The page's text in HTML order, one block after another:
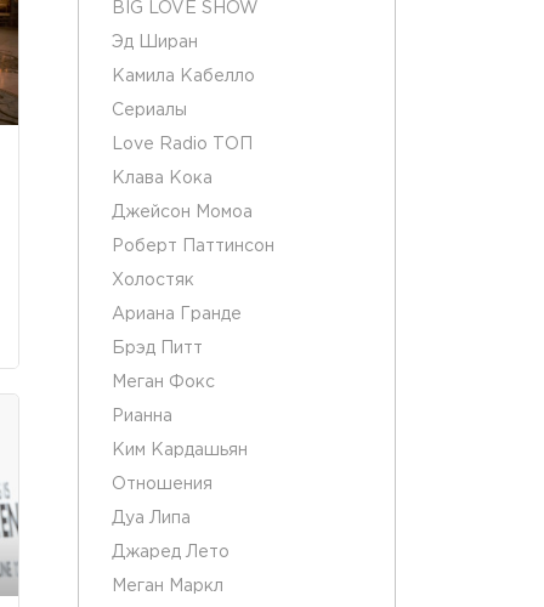
BIG LOVE SHOW
Эд Ширан
Камила Кабелло
Сериалы
Love Radio ТОП
Клава Кока
Джейсон Момоа
Роберт Паттинсон
Холостяк
Ариана Гранде
Брэд Питт
Меган Фокс
Рианна
Ким Кардашьян
Отношения
Дуа Липа
Джаред Лето
Меган Маркл